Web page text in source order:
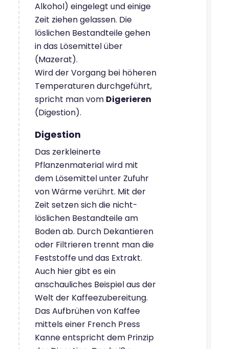
Alkohol) eingelegt und einige
Zeit ziehen gelassen. Die
löslichen Bestandteile gehen
in das Lösemittel über
(Mazerat).
Wird der Vorgang bei höheren
Temperaturen durchgeführt,
spricht man vom Digerieren
(Digestion).
Digestion
Das zerkleinerte
Pflanzenmaterial wird mit
dem Lösemittel unter Zufuhr
von Wärme verührt. Mit der
Zeit setzen sich die nicht-
löslichen Bestandteile am
Boden ab. Durch Dekantieren
oder Filtrieren trennt man die
Feststoffe und das Extrakt.
Auch hier gibt es ein
anschauliches Beispiel aus der
Welt der Kaffeezubereitung.
Das Aufbrühen von Kaffee
mittels einer French Press
Kanne entspricht dem Prinzip